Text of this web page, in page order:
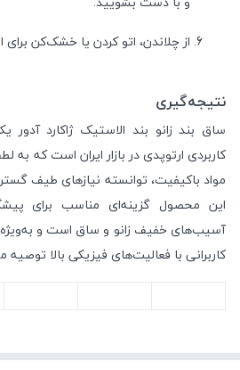
از چلاندن، اتو کردن یا خشک‌کن
نتیجه‌گیری
ساق بند زانو بند الاستیک ژاکارد
کاربردی ارتوپدی در بازار ایران است که
مواد باکیفیت، توانسته نیازهای طیف
این محصول گزینه‌ای مناسب برای
آسیب‌های خفیف زانو و ساق است و به‌ویژه
کاربرانی با فعالیت‌های فیزیکی بالا